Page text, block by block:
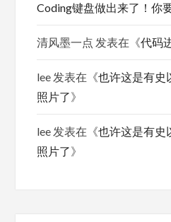
Coding键盘做出来了！你
清风墨一点 发表在《代码
lee 发表在《也许这是有史
照片了》
lee 发表在《也许这是有史
照片了》